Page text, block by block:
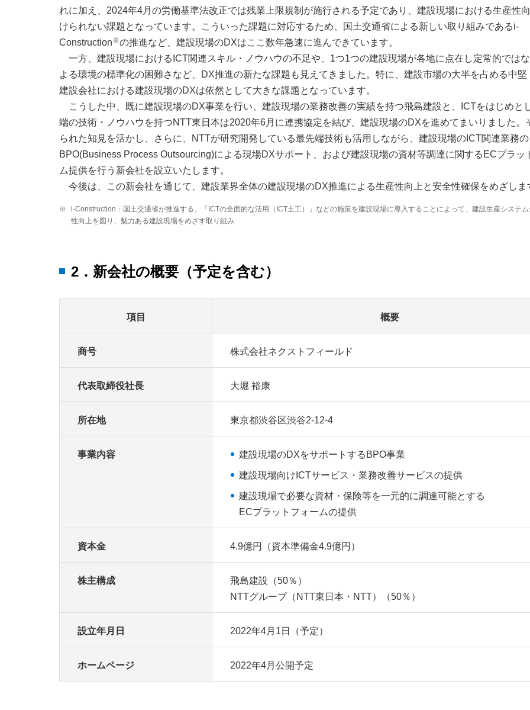
れに加え、2024年4月の労働基準法改正では残業上限規制が施行される予定であり、建設現場における生産性
けられない課題となっています。こういった課題に対応するため、国土交通省による新しい取り組みであるi-
Construction※の推進など、建設現場のDXはここ数年急速に進んできています。
一方、建設現場におけるICT関連スキル・ノウハウの不足や、1つ1つの建設現場が各地に点在し定常的では
よる環境の標準化の困難さなど、DX推進の新たな課題も見えてきました。特に、建設市場の大半を占める中堅
建設会社における建設現場のDXは依然として大きな課題となっています。
こうした中、既に建設現場のDX事業を行い、建設現場の業務改善の実績を持つ飛島建設と、ICTをはじめと
端の技術・ノウハウを持つNTT東日本は2020年6月に連携協定を結び、建設現場のDXを進めてまいりました。
られた知見を活かし、さらに、NTTが研究開発している最先端技術も活用しながら、建設現場のICT関連業務の
BPO(Business Process Outsourcing)による現場DXサポート、および建設現場の資材等調達に関するECプラッ
ム提供を行う新会社を設立いたします。
今後は、この新会社を通じて、建設業界全体の建設現場のDX推進による生産性向上と安全性確保をめざしま
※
i-Construction：国土交通省が推進する、「ICTの全面的な活用（ICT土工）」などの施策を建設現場に導入することによって、建設生産システ
性向上を図り、魅力ある建設現場をめざす取り組み
2．新会社の概要（予定を含む）
項目 概要
商号 株式会社ネクストフィールド
代表取締役社長 大堀 裕康
所在地 東京都渋谷区渋谷2-12-4
事業内容 建設現場のDXをサポートするBPO事業
建設現場向けICTサービス・業務改善サービスの提供
建設現場で必要な資材・保険等を一元的に調達可能とする
ECプラットフォームの提供
資本金 4.9億円（資本準備金4.9億円）
株主構成
飛島建設（50％）
NTTグループ（NTT東日本・NTT）（50％）
設立年月日 2022年4月1日（予定）
ホームページ 2022年4月公開予定